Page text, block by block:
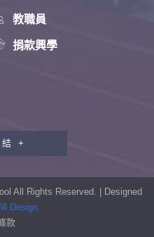
教職員
捐款興學
結 +
習專區
育專區
申訴制度
All Rights Reserved. | Designed
Design
款